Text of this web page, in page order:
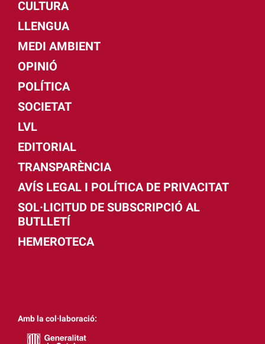
CULTURA
LLENGUA
MEDI AMBIENT
OPINIÓ
POLÍTICA
SOCIETAT
LVL
EDITORIAL
TRANSPARÈNCIA
AVÍS LEGAL I POLÍTICA DE PRIVACITAT
SOL·LICITUD DE SUBSCRIPCIÓ AL
BUTLLETÍ
HEMEROTECA
Amb la col·laboració: